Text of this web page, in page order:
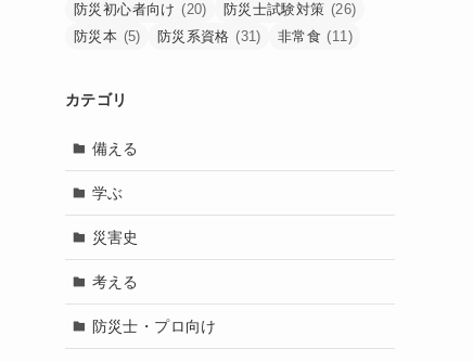
防災初心者向け (20) 防災士試験対策 (26)
防災本 (5) 防災系資格 (31) 非常食 (11)
カテゴリ
備える
学ぶ
災害史
考える
防災士・プロ向け